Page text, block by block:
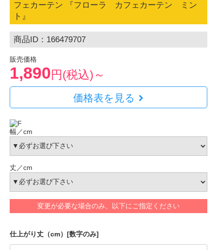
フェカーテン 『フローラ カフェカーテン ミン
ト』
商品ID：166479707
販売価格
1,890円(税込)～
価格表を見る
幅／cm
丈／cm
変更が必要な場合のみ、以下にご指定ください
仕上がり丈（cm）[数字のみ]